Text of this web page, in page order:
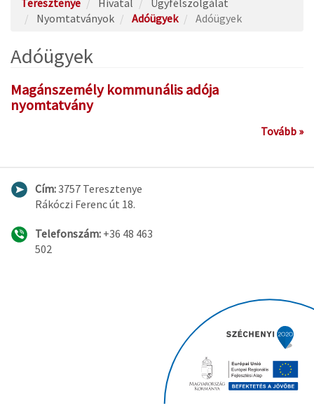
Teresztenye Hivatal
Ügyfélszolgálat
Nyomtatványok
Adóügyek Adóügyek
Adóügyek
Magánszemély kommunális adója
nyomtatvány
Tovább »
Cím:3757 Teresztenye
Rákóczi Ferenc út 18.
Telefonszám: +36 48 463
502